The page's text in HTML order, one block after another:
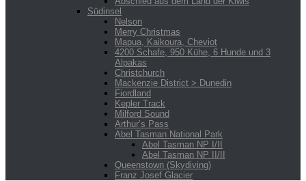
Südinsel
Nelson
Merry Christmas
Mapua, Kaikoura, Cheviot
4200 Schafe, 950 Kühe, 6 Hunde und 3
Alpakas
Christchurch
Mackenzie District > Dunedin
Fiordland
Kepler Track
Milford Sound
Arthur’s Pass
Abel Tasman National Park
Abel Tasman NP I/II
Abel Tasman NP II/II
Queenstown (Skydiving)
Franz Josef Glacier